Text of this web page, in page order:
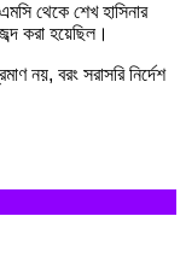
থেকে শেখ হাসিনার
করা হয়েছিল।
নয়, বরং সরাসরি নির্দেশ